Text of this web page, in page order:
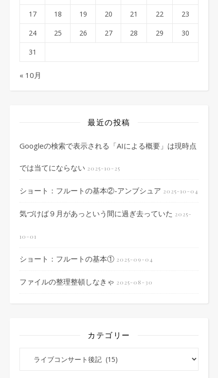
17 18 19 20 21 22 23
24 25 26 27 28 29 30
31
« 10月
最近の投稿
Googleの検索で表示される「AIによる概要」は現時点
では当てにならない 2025-10-25
ショート：フルートの基本②-アンブシュア 2025-10-04
気づけば９月があっという間に過ぎ去っていた 2025-
10-01
ショート：フルートの基本① 2025-09-04
ファイルの整理整頓しなきゃ 2025-08-30
カテゴリー